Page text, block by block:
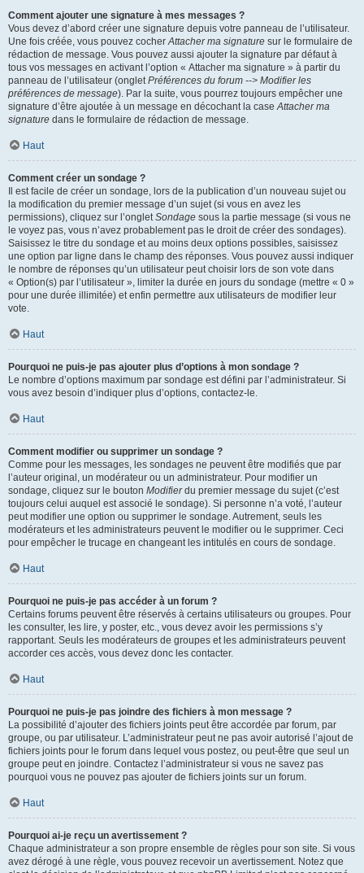
Comment ajouter une signature à mes messages ?
Vous devez d’abord créer une signature depuis votre panneau de l’utilisateur.
Une fois créée, vous pouvez cocherAttacher ma signature sur le formulaire de
rédaction de message. Vous pouvez aussi ajouter la signature par défaut à
tous vos messages en activant l’option « Attacher ma signature » à partir du
panneau de l’utilisateur (ongletPréférences du forum --> Modifier les
préférences de message). Par la suite, vous pourrez toujours empêcher une
signature d’être ajoutée à un message en décochant la caseAttacher ma
signature dans le formulaire de rédaction de message.
Haut
Comment créer un sondage ?
Il est facile de créer un sondage, lors de la publication d’un nouveau sujet ou
la modification du premier message d’un sujet (si vous en avez les
permissions), cliquez sur l’ongletSondage sous la partie message (si vous ne
le voyez pas, vous n’avez probablement pas le droit de créer des sondages).
Saisissez le titre du sondage et au moins deux options possibles, saisissez
une option par ligne dans le champ des réponses. Vous pouvez aussi indiquer
le nombre de réponses qu’un utilisateur peut choisir lors de son vote dans
« Option(s) par l’utilisateur », limiter la durée en jours du sondage (mettre « 0 »
pour une durée illimitée) et enfin permettre aux utilisateurs de modifier leur
vote.
Haut
Pourquoi ne puis-je pas ajouter plus d’options à mon sondage ?
Le nombre d’options maximum par sondage est défini par l’administrateur. Si
vous avez besoin d’indiquer plus d’options, contactez-le.
Haut
Comment modifier ou supprimer un sondage ?
Comme pour les messages, les sondages ne peuvent être modifiés que par
l’auteur original, un modérateur ou un administrateur. Pour modifier un
sondage, cliquez sur le bouton Modifierdu premier message du sujet (c’est
toujours celui auquel est associé le sondage). Si personne n’a voté, l’auteur
peut modifier une option ou supprimer le sondage. Autrement, seuls les
modérateurs et les administrateurs peuvent le modifier ou le supprimer. Ceci
pour empêcher le trucage en changeant les intitulés en cours de sondage.
Haut
Pourquoi ne puis-je pas accéder à un forum ?
Certains forums peuvent être réservés à certains utilisateurs ou groupes. Pour
les consulter, les lire, y poster, etc., vous devez avoir les permissions s’y
rapportant. Seuls les modérateurs de groupes et les administrateurs peuvent
accorder ces accès, vous devez donc les contacter.
Haut
Pourquoi ne puis-je pas joindre des fichiers à mon message ?
La possibilité d’ajouter des fichiers joints peut être accordée par forum, par
groupe, ou par utilisateur. L’administrateur peut ne pas avoir autorisé l’ajout de
fichiers joints pour le forum dans lequel vous postez, ou peut-être que seul un
groupe peut en joindre. Contactez l’administrateur si vous ne savez pas
pourquoi vous ne pouvez pas ajouter de fichiers joints sur un forum.
Haut
Pourquoi ai-je reçu un avertissement ?
Chaque administrateur a son propre ensemble de règles pour son site. Si vous
avez dérogé à une règle, vous pouvez recevoir un avertissement. Notez que